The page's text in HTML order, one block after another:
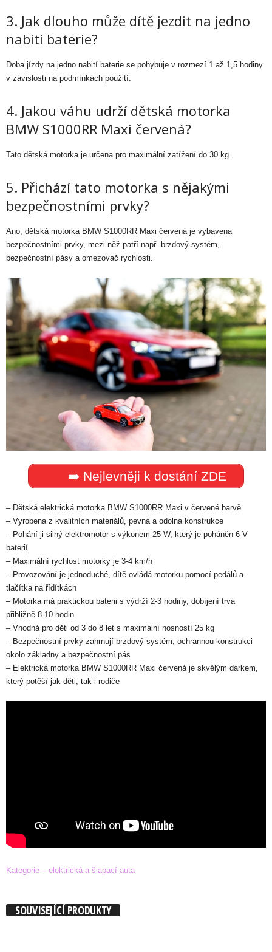
3. Jak dlouho může dítě jezdit na jedno
nabití baterie?
Doba jízdy na jedno nabití baterie se pohybuje v rozmezí 1 až 1,5 hodiny
v závislosti na podmínkách použití.
4. Jakou váhu udrží dětská motorka
BMW S1000RR Maxi červená?
Tato dětská motorka je určena pro maximální zatížení do 30 kg.
5. Přichází tato motorka s nějakými
bezpečnostními prvky?
Ano, dětská motorka BMW S1000RR Maxi červená je vybavena
bezpečnostními prvky, mezi něž patří např. brzdový systém,
bezpečnostní pásy a omezovač rychlosti.
➡️ Nejlevněji k dostání ZDE
– Dětská elektrická motorka BMW S1000RR Maxi v červené barvě
– Vyrobena z kvalitních materiálů, pevná a odolná konstrukce
– Pohání ji silný elektromotor s výkonem 25 W, který je poháněn 6 V
baterií
– Maximální rychlost motorky je 3-4 km/h
– Provozování je jednoduché, dítě ovládá motorku pomocí pedálů a
tlačítka na řídítkách
– Motorka má praktickou baterii s výdrží 2-3 hodiny, dobíjení trvá
přibližně 8-10 hodin
– Vhodná pro děti od 3 do 8 let s maximální nosností 25 kg
– Bezpečnostní prvky zahrnují brzdový systém, ochrannou konstrukci
okolo základny a bezpečnostní pás
– Elektrická motorka BMW S1000RR Maxi červená je skvělým dárkem,
který potěší jak děti, tak i rodiče
Kategorie – elektrická a šlapací auta
SOUVISEJÍCÍ PRODUKTY